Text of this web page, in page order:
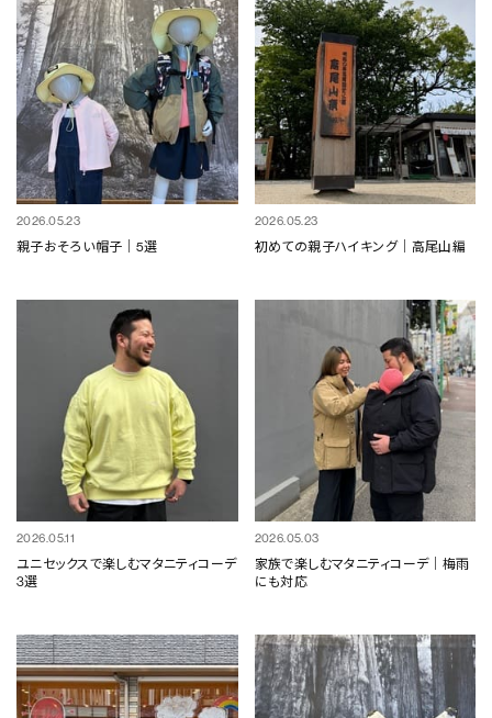
2026.05.23
親子おそろい帽子｜5選
2026.05.23
初めての親子ハイキング｜高尾山編
2026.05.11
ユニセックスで楽しむマタニティコーデ
3選
2026.05.03
家族で楽しむマタニティコーデ｜梅雨
にも対応